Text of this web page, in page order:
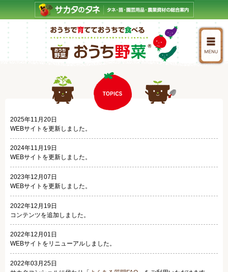
2025年11月20日
WEBサイトを更新しました。
2024年11月19日
WEBサイトを更新しました。
2023年12月07日
WEBサイトを更新しました。
2022年12月19日
コンテンツを追加しました。
2022年12月01日
WEBサイトをリニューアルしました。
2022年03月25日